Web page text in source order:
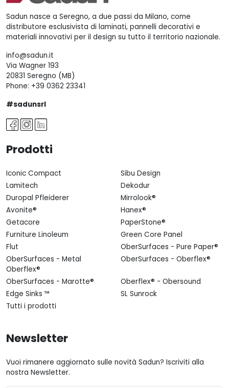
Sadun nasce a Seregno, a due passi da Milano, come
distributore esclusivista di laminati, pannelli decorativi e
materiali innovativi per il design su tutto il territorio nazionale.
info@sadun.it
Via Wagner 193
20831 Seregno (MB)
Phone: +39 0362 23341
#sadunsrl
Prodotti
Iconic Compact
Sibu Design
Lamitech
Dekodur
Duropal Pfleiderer
Mirrolook®
Avonite®
Hanex®
Getacore
PaperStone®
Furniture Linoleum
Green Core Panel
Flut
OberSurfaces - Pure Paper®
OberSurfaces - Metal
Oberflex®
OberSurfaces - Oberflex®
OberSurfaces - Marotte®
Oberflex® - Obersound
Edge Sinks ™
SL Sunrock
Tutti i prodotti
Newsletter
Vuoi rimanere aggiornato sulle novità Sadun? Iscriviti alla
nostra Newsletter.